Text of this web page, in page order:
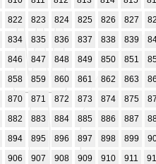
822 823 824 825 826 827
834 835 836 837 838 839
846 847 848 849 850 851
858 859 860 861 862 863
870 871 872 873 874 875
882 883 884 885 886 887
894 895 896 897 898 899
906 907 908 909 910 911